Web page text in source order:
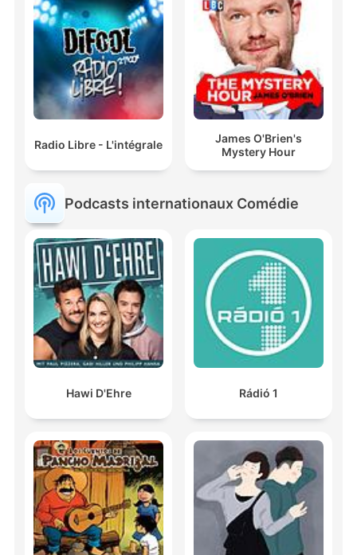
Radio Libre - L'intégrale
James O'Brien's
Mystery Hour
Podcasts internationaux Comédie
Hawi D'Ehre Rádió 1